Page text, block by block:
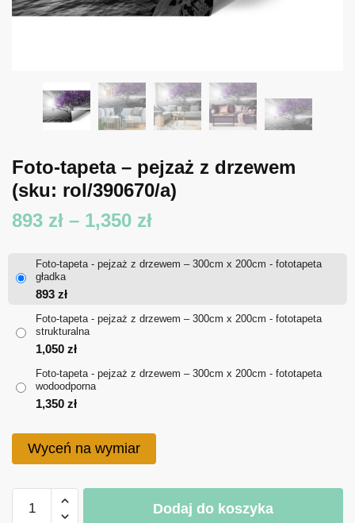
Foto-tapeta – pejzaż z drzewem
(sku: rol/390670/a)
893 zł – 1,350 złZakres
893 zł
1,350 zł
Foto-tapeta - pejzaż z drzewem – 300cm x 200cm - fototapeta
gładka
893 zł
Foto-tapeta - pejzaż z drzewem – 300cm x 200cm - fototapeta
strukturalna
1,050 zł
Foto-tapeta - pejzaż z drzewem – 300cm x 200cm - fototapeta
wodoodporna
1,350 zł
Wyceń na wymiar
Foto-
Dodaj do koszyka